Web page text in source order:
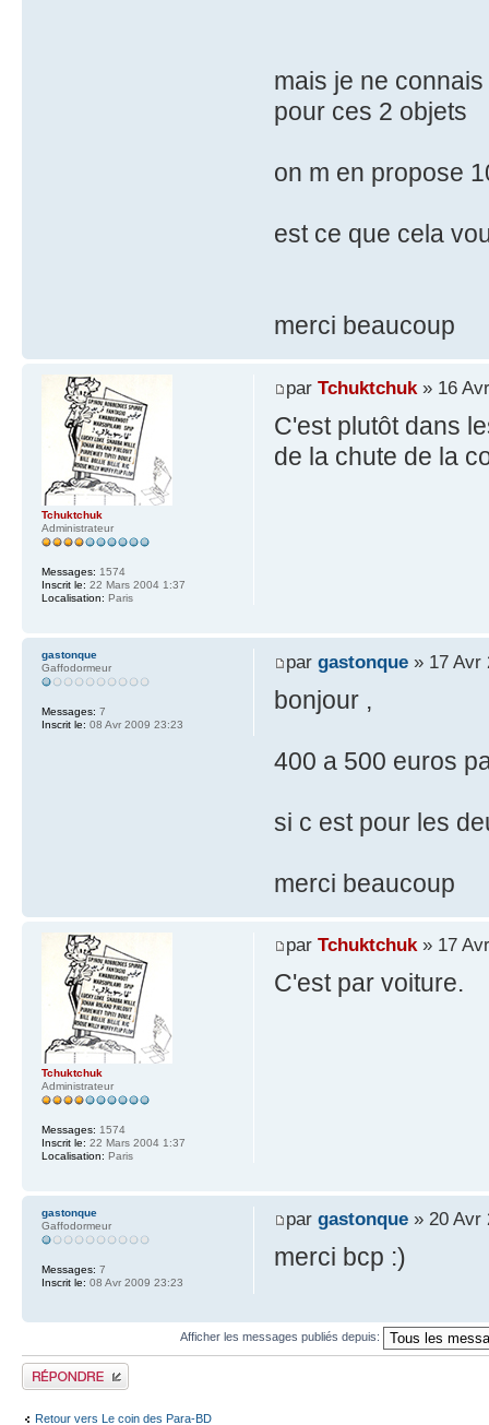
mais je ne
pour ces 2 objets
on m en propose
est ce que cela
merci beaucoup
par Tchuktchuk» 16
C'est plutôt dans
de la chute de la
Tchuktchuk
Administrateur
Messages: 1574
Inscrit le: 22 Mars 2004 1:37
Localisation: Paris
par gastonque» 17 Avr
bonjour ,
400 a 500 euros
si c est pour les
merci beaucoup
gastonque
Gaffodormeur
Messages: 7
Inscrit le: 08 Avr 2009 23:23
par Tchuktchuk» 17
C'est par voiture.
Tchuktchuk
Administrateur
Messages: 1574
Inscrit le: 22 Mars 2004 1:37
Localisation: Paris
par gastonque» 20 Avr
merci bcp :)
gastonque
Gaffodormeur
Messages: 7
Inscrit le: 08 Avr 2009 23:23
Afficher les messages publiés depuis:
Publier une réponse
Retour vers Le coin des Para-BD